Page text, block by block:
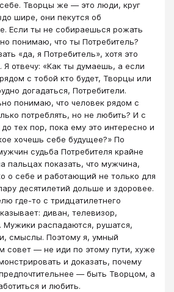
себе. Творцы же — это люди, круг
шире, они пекутся об
Если ты не собираешься рожать
понимаю, что ты Потребитель?
«да, я Потребитель», хотя это
Я отвечу: «Как ты думаешь, а если
с тобой кто будет, Творцы или
догадаться, Потребители.
понимаю, что человек рядом с
потреблять, но не любить? И с
тех пор, пока ему это интересно и
хочешь себе будущее?» По
судьба Потребителя крайне
пальцах показать, что мужчина,
о себе и работающий не только для
десятилетий дольше и здоровее.
где-то с тридцатилетнего
диван, телевизор,
Мужики распадаются, рушатся,
смыслы. Поэтому я, умный
совет — не иди по этому пути, хуже
и доказать, почему
— быть Творцом, а
и любить.